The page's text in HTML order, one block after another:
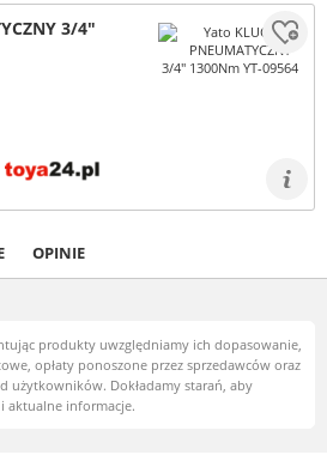
3/4"
OPINIE
produkty uwzględniamy ich dopasowanie,
opłaty ponoszone przez sprzedawców oraz
użytkowników. Dokładamy starań, aby
aktualne informacje.